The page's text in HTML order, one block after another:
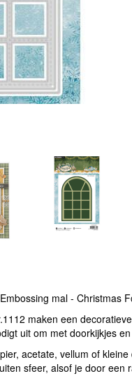
mal - Christmas
maken een
uit om met doorkijkjes
acetate, vellum of
sfeer, alsof je door een